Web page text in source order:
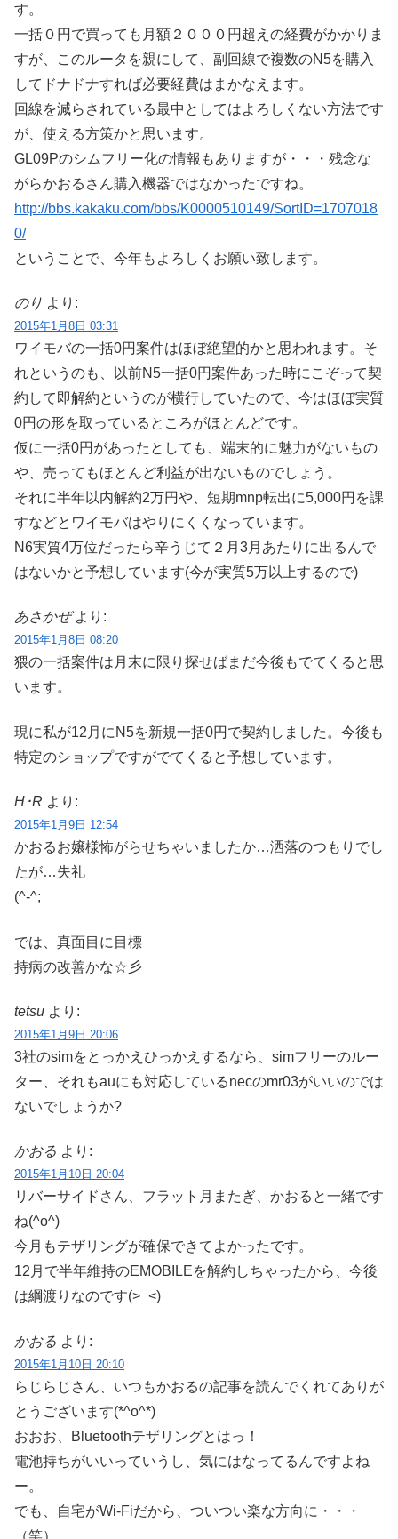
す。
一括０円で買っても月額２０００円超えの経費がかかりま
すが、このルータを親にして、副回線で複数のN5を購入
してドナドナすれば必要経費はまかなえます。
回線を減らされている最中としてはよろしくない方法です
が、使える方策かと思います。
GL09Pのシムフリー化の情報もありますが・・・残念な
がらかおるさん購入機器ではなかったですね。
http://bbs.kakaku.com/bbs/K0000510149/SortID=1707018
0/
ということで、今年もよろしくお願い致します。
のり より:
2015年1月8日 03:31
ワイモバの一括0円案件はほぼ絶望的かと思われます。そ
れというのも、以前N5一括0円案件あった時にこぞって契
約して即解約というのが横行していたので、今はほぼ実質
0円の形を取っているところがほとんどです。
仮に一括0円があったとしても、端末的に魅力がないもの
や、売ってもほとんど利益が出ないものでしょう。
それに半年以内解約2万円や、短期mnp転出に5,000円を課
すなどとワイモバはやりにくくなっています。
N6実質4万位だったら辛うじて２月3月あたりに出るんで
はないかと予想しています(今が実質5万以上するので)
あさかぜ より:
2015年1月8日 08:20
猥の一括案件は月末に限り探せばまだ今後もでてくると思
います。
現に私が12月にN5を新規一括0円で契約しました。今後も
特定のショップですがでてくると予想しています。
H･R より:
2015年1月9日 12:54
かおるお嬢様怖がらせちゃいましたか…洒落のつもりでし
たが…失礼
(^-^;
では、真面目に目標
持病の改善かな☆彡
tetsu より:
2015年1月9日 20:06
3社のsimをとっかえひっかえするなら、simフリーのルー
ター、それもauにも対応しているnecのmr03がいいのでは
ないでしょうか?
かおる より:
2015年1月10日 20:04
リバーサイドさん、フラット月またぎ、かおると一緒です
ね(^o^)
今月もテザリングが確保できてよかったです。
12月で半年維持のEMOBILEを解約しちゃったから、今後
は綱渡りなのです(>_<)
かおる より:
2015年1月10日 20:10
らじらじさん、いつもかおるの記事を読んでくれてありが
とうございます(*^o^*)
おおお、Bluetoothテザリングとはっ！
電池持ちがいいっていうし、気にはなってるんですよね
ー。
でも、自宅がWi-Fiだから、ついつい楽な方向に・・・
（笑）